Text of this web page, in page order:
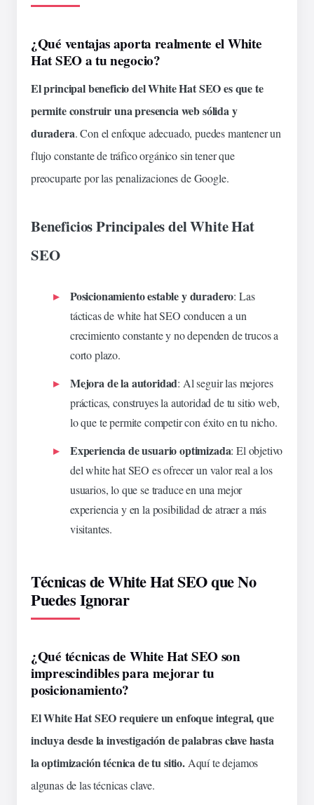
¿Qué ventajas aporta realmente el White
Hat SEO a tu negocio?
El principal beneficio del White Hat SEO es que te
permite construir una presencia web sólida y
duradera. Con el enfoque adecuado, puedes mantener un
flujo constante de tráfico orgánico sin tener que
preocuparte por las penalizaciones de Google.
Beneficios Principales del White Hat
SEO
Posicionamiento estable y duradero: Las
tácticas de white hat SEO conducen a un
crecimiento constante y no dependen de trucos a
corto plazo.
Mejora de la autoridad: Al seguir las mejores
prácticas, construyes la autoridad de tu sitio web,
lo que te permite competir con éxito en tu nicho.
Experiencia de usuario optimizada: El objetivo
del white hat SEO es ofrecer un valor real a los
usuarios, lo que se traduce en una mejor
experiencia y en la posibilidad de atraer a más
visitantes.
Técnicas de White Hat SEO que No
Puedes Ignorar
¿Qué técnicas de White Hat SEO son
imprescindibles para mejorar tu
posicionamiento?
El White Hat SEO requiere un enfoque integral, que
incluya desde la investigación de palabras clave hasta
la optimización técnica de tu sitio.Aquí te dejamos
algunas de las técnicas clave.